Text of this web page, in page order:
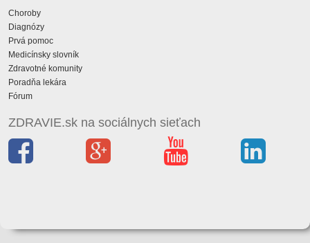
Choroby
Diagnózy
Prvá pomoc
Medicínsky slovník
Zdravotné komunity
Poradňa lekára
Fórum
ZDRAVIE.sk na sociálnych sieťach